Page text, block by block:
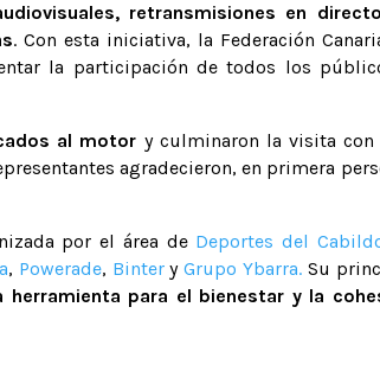
retransmisiones en
. Con esta iniciativa, la Federación
la participación de todos los
al motor y culminaron la visita con
agradecieron, en primera
por el área de Deportes del
, Powerade, BinteryGrupo Ybarra. Su
para el bienestar y la